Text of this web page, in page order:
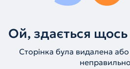
Ой, здається щось
Сторінка була видалена